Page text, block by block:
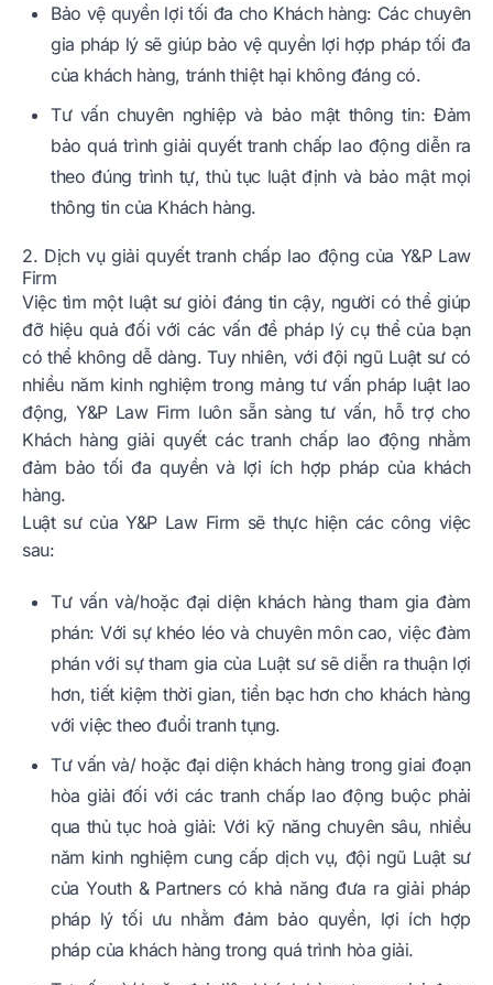
Bảo vệ quyền lợi tối đa cho Khách hàng: Các chuyên
gia pháp lý sẽ giúp bảo vệ quyền lợi hợp pháp tối đa
của khách hàng, tránh thiệt hại không đáng có.
Tư vấn chuyên nghiệp và bảo mật thông tin: Đảm
bảo quá trình giải quyết tranh chấp lao động diễn ra
theo đúng trình tự, thủ tục luật định và bảo mật mọi
thông tin của Khách hàng.
2. Dịch vụ giải quyết tranh chấp lao động của Y&P Law
Firm
Việc tìm một luật sư giỏi đáng tin cậy, người có thể giúp
đỡ hiệu quả đối với các vấn đề pháp lý cụ thể của bạn
có thể không dễ dàng. Tuy nhiên, với đội ngũ Luật sư có
nhiều năm kinh nghiệm trong mảng tư vấn pháp luật lao
động, Y&P Law Firm luôn sẵn sàng tư vấn, hỗ trợ cho
Khách hàng giải quyết các tranh chấp lao động nhằm
đảm bảo tối đa quyền và lợi ích hợp pháp của khách
hàng.
Luật sư của Y&P Law Firm sẽ thực hiện các công việc
sau:
Tư vấn và/hoặc đại diện khách hàng tham gia đàm
phán: Với sự khéo léo và chuyên môn cao, việc đàm
phán với sự tham gia của Luật sư sẽ diễn ra thuận lợi
hơn, tiết kiệm thời gian, tiền bạc hơn cho khách hàng
với việc theo đuổi tranh tụng.
Tư vấn và/ hoặc đại diện khách hàng trong giai đoạn
hòa giải đối với các tranh chấp lao động buộc phải
qua thủ tục hoà giải: Với kỹ năng chuyên sâu, nhiều
năm kinh nghiệm cung cấp dịch vụ, đội ngũ Luật sư
của Youth & Partners có khả năng đưa ra giải pháp
pháp lý tối ưu nhằm đảm bảo quyền, lợi ích hợp
pháp của khách hàng trong quá trình hòa giải.